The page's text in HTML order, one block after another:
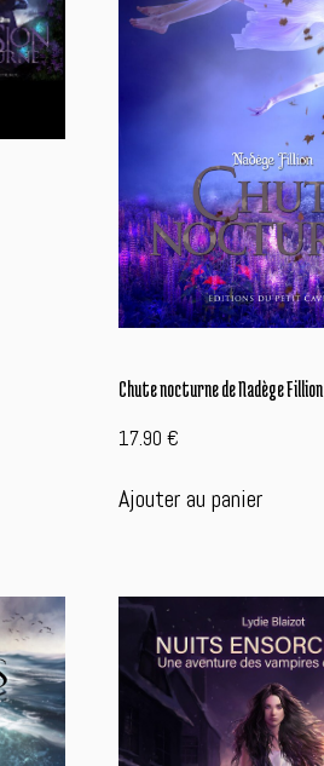
Chute nocturne de Nadège Fillion
17.90€
Ajouter au panier